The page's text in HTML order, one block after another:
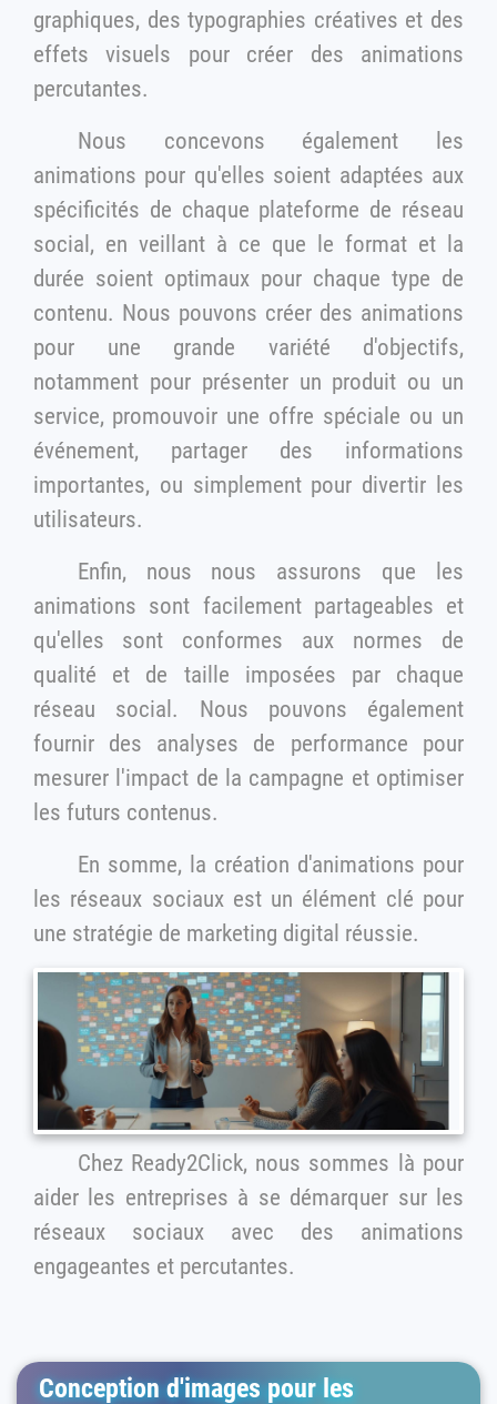
graphiques, des typographies créatives et des
effets visuels pour créer des animations
percutantes.
Nous concevons également les
animations pour qu'elles soient adaptées aux
spécificités de chaque plateforme de réseau
social, en veillant à ce que le format et la
durée soient optimaux pour chaque type de
contenu. Nous pouvons créer des animations
pour une grande variété d'objectifs,
notamment pour présenter un produit ou un
service, promouvoir une offre spéciale ou un
événement, partager des informations
importantes, ou simplement pour divertir les
utilisateurs.
Enfin, nous nous assurons que les
animations sont facilement partageables et
qu'elles sont conformes aux normes de
qualité et de taille imposées par chaque
réseau social. Nous pouvons également
fournir des analyses de performance pour
mesurer l'impact de la campagne et optimiser
les futurs contenus.
En somme, la création d'animations pour
les réseaux sociaux est un élément clé pour
une stratégie de marketing digital réussie.
Chez Ready2Click, nous sommes là pour
aider les entreprises à se démarquer sur les
réseaux sociaux avec des animations
engageantes et percutantes.
Conception d'images pour les